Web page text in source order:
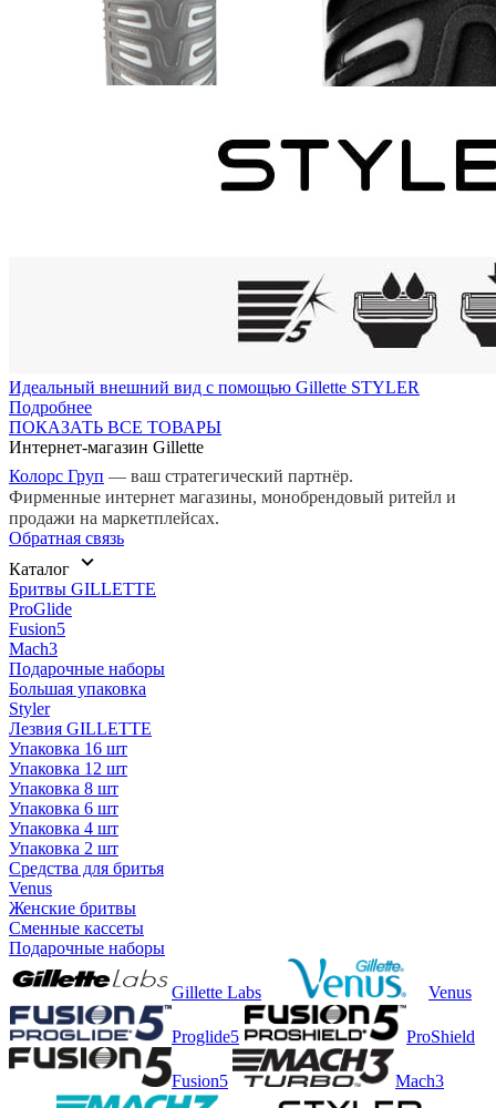
Идеальный внешний вид с помощью Gillette STYLER
Подробнее
ПОКАЗАТЬ ВСЕ ТОВАРЫ
Интернет-магазин Gillette
Колорс Груп — ваш стратегический партнёр.
Фирменные интернет магазины, монобрендовый ритейл и
продажи на маркетплейсах.
Обратная связь
Каталог
Бритвы GILLETTE
ProGlide
Fusion5
Mach3
Подарочные наборы
Большая упаковка
Styler
Лезвия GILLETTE
Упаковка 16 шт
Упаковка 12 шт
Упаковка 8 шт
Упаковка 6 шт
Упаковка 4 шт
Упаковка 2 шт
Средства для бритья
Venus
Женские бритвы
Сменные кассеты
Подарочные наборы
Gillette Labs Venus
Proglide5 ProShield
Fusion5 Mach3